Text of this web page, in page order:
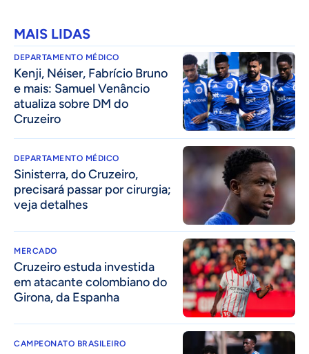
MAIS LIDAS
DEPARTAMENTO MÉDICO
Kenji, Néiser, Fabrício Bruno
e mais: Samuel Venâncio
atualiza sobre DM do
Cruzeiro
DEPARTAMENTO MÉDICO
Sinisterra, do Cruzeiro,
precisará passar por cirurgia;
veja detalhes
MERCADO
Cruzeiro estuda investida
em atacante colombiano do
Girona, da Espanha
CAMPEONATO BRASILEIRO